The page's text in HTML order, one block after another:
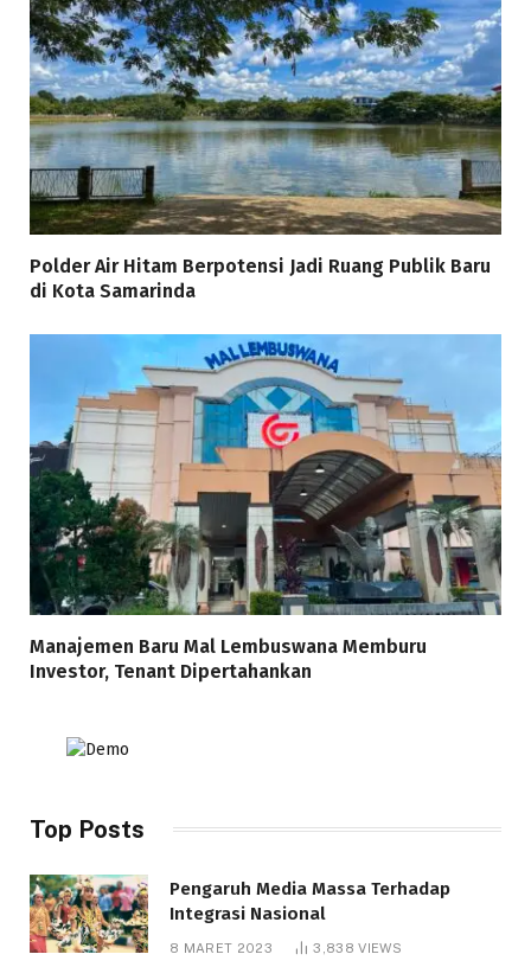
Polder Air Hitam Berpotensi Jadi Ruang Publik Baru
di Kota Samarinda
Manajemen Baru Mal Lembuswana Memburu
Investor, Tenant Dipertahankan
Top Posts
Pengaruh Media Massa Terhadap
Integrasi Nasional
8 MARET 2023 3,838VIEWS